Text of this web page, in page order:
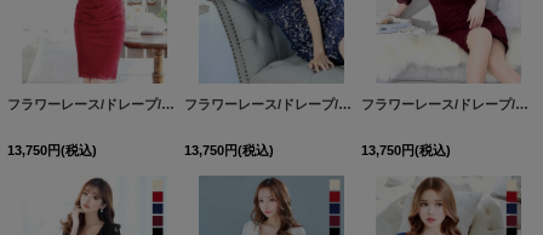
フラワーレース/ドレープ/半袖/袖あり/タイト/膝丈/ワンピース/ミディアムドレス/キャバドレス【S-Mサイズ/1カラー】[HC02]
13,750円(税込)
フラワーレース/ドレープ/半袖/袖あり/タイト/膝丈/ワンピース/ミディアムドレス/キャバドレス【S-Mサイズ/1カラー】[HC02]
13,750円(税込)
フラワーレース/ドレープ/半袖/袖あり/タイト/膝丈/ワンピース/ミディアムドレス/キャバドレス【S-Mサイズ/1カラー】[HC02]
13,750円(税込)